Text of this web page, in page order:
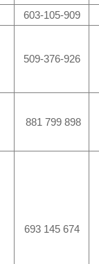
603-105-909
509-376-926
881 799 898
693 145 674